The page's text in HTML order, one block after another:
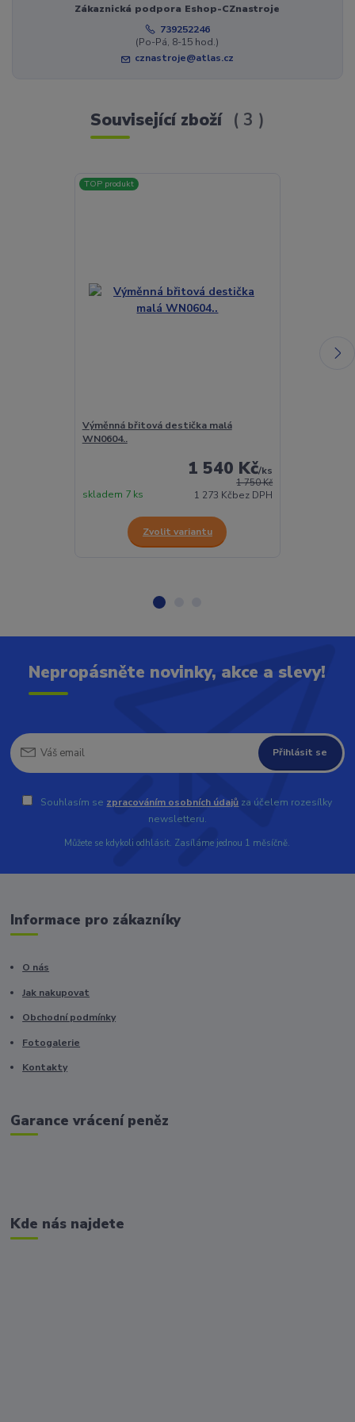
Zákaznická podpora Eshop-CZnastroje
739252246
(Po-Pá, 8-15 hod.)
cznastroje@atlas.cz
Související zboží 3
TOP produkt
Výměnná břitová destička malá
WN0604..
1 750 Kč
1 540 Kč/ks
1 273 Kčbez DPH
skladem 7 ks
Zvolit variantu
Nepropásněte novinky, akce a slevy!
Přihlásit se
Souhlasím se zpracováním osobních údajů za účelem rozesílky
newsletteru.
Můžete se kdykoli odhlásit. Zasíláme jednou 1 měsíčně.
Informace pro zákazníky
O nás
Jak nakupovat
Obchodní podmínky
Fotogalerie
Kontakty
Garance vrácení peněz
Kde nás najdete